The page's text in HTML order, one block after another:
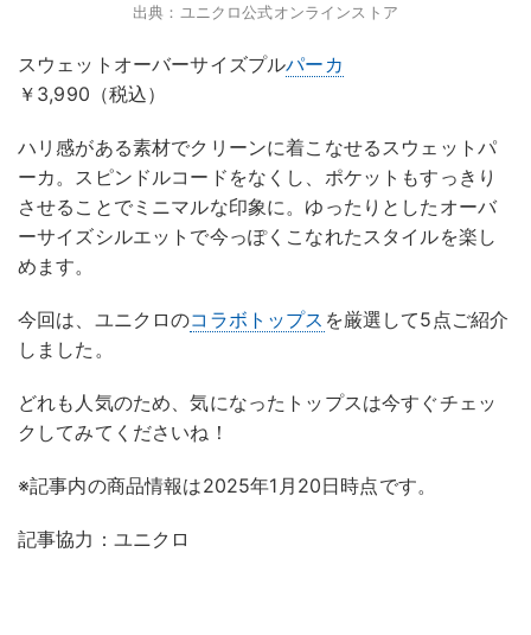
出典：ユニクロ公式オンラインストア
スウェットオーバーサイズプルパーカ
￥3,990（税込）
ハリ感がある素材でクリーンに着こなせるスウェットパ
ーカ。スピンドルコードをなくし、ポケットもすっきり
させることでミニマルな印象に。ゆったりとしたオーバ
ーサイズシルエットで今っぽくこなれたスタイルを楽し
めます。
今回は、ユニクロのコラボトップス を厳選して5点ご紹介
しました。
どれも人気のため、気になったトップスは今すぐチェッ
クしてみてくださいね！
※記事内の商品情報は2025年1月20日時点です。
記事協力：ユニクロ